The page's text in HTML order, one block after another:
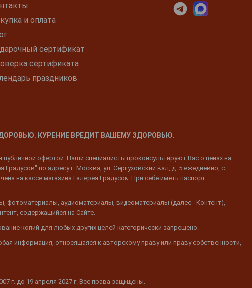
и оплата
сертификат
сертификата
праздников
КУРЕНИЕ ВРЕДИТ ВАШЕМУ ЗДОРОВЬЮ.
офертой. Наши специалисты проконсультируют Вас о ценах на
по адресу г. Москва, ул. Серпуховский вал, д. 5 ежедневно, с
на кассе магазина Галерея Градусов. При себе иметь паспорт
фотоматериалы, аудиоматериалы, видеоматериалы (далее - Контент),
содержащийся на Сайте.
копий для любых других целей категорически запрещено.
информация, относящаяся к авторскому праву или праву собственности,
г. до 19 апреля 2027 г. Все права защищены.